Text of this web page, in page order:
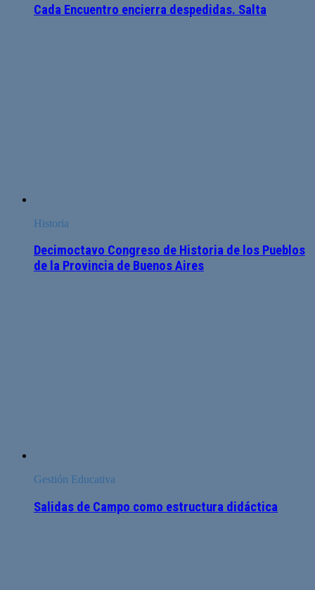
Cada Encuentro encierra despedidas. Salta
Historia
Decimoctavo Congreso de Historia de los Pueblos
de la Provincia de Buenos Aires
Gestión Educativa
Salidas de Campo como estructura didáctica